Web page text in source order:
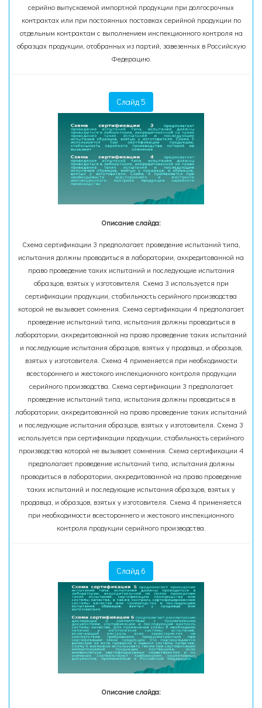
серийно выпускаемой импортной продукции при долгосрочных
контрактах или при постоянных поставках серийной продукции по
отдельным контрактам с выполнением инспекционного контроля на
образцах продукции, отобранных из партий, завезенных в Российскую
Федерацию.
Слайд 5
Описание слайда:
Схема сертификации 3 предполагает проведение испытаний типа,
испытания должны проводиться в лаборатории, аккредитованной на
право проведение таких испытаний и последующие испытания
образцов, взятых у изготовителя. Схема 3 используется при
сертификации продукции, стабильность серийного производства
которой не вызывает сомнения. Схема сертификации 4 предполагает
проведение испытаний типа, испытания должны проводиться в
лаборатории, аккредитованной на право проведение таких испытаний
и последующие испытания образцов, взятых у продавца, и образцов,
взятых у изготовителя. Схема 4 применяется при необходимости
всестороннего и жестокого инспекционного контроля продукции
серийного производства. Схема сертификации 3 предполагает
проведение испытаний типа, испытания должны проводиться в
лаборатории, аккредитованной на право проведение таких испытаний
и последующие испытания образцов, взятых у изготовителя. Схема 3
используется при сертификации продукции, стабильность серийного
производства которой не вызывает сомнения. Схема сертификации 4
предполагает проведение испытаний типа, испытания должны
проводиться в лаборатории, аккредитованной на право проведение
таких испытаний и последующие испытания образцов, взятых у
продавца, и образцов, взятых у изготовителя. Схема 4 применяется
при необходимости всестороннего и жестокого инспекционного
контроля продукции серийного производства.
Слайд 6
Описание слайда: